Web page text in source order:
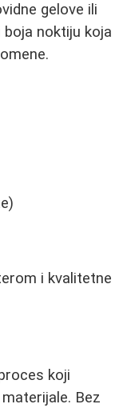
gelove ili
noktiju koja
i kvalitetne
koji
Bez